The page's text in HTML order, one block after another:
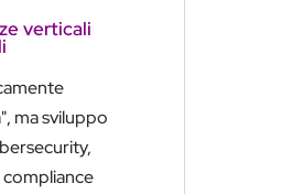
verticali
ma sviluppo